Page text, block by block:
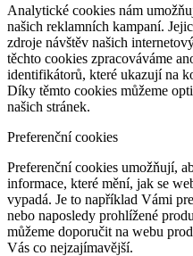
Analytické cookies nám
našich reklamních kampaní.
zdroje návštěv našich
těchto cookies zpracováváme
identifikátorů, které ukazují na
Díky těmto cookies můžeme
našich stránek.
Preferenční cookies
Preferenční cookies umožňují,
informace, které mění, jak se
vypadá. Je to například Vámi
nebo naposledy prohlížené
můžeme doporučit na webu
Vás co nejzajímavější.